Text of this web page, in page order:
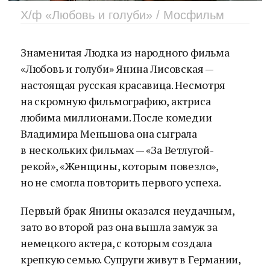
Х/ф «Любовь и голуби» / Мосфильм
Знаменитая Людка из народного фильма
«Любовь и голуби» Янина Лисовская —
настоящая русская красавица. Несмотря
на скромную фильмографию, актриса
любима миллионами. После комедии
Владимира Меньшова она сыграла
в нескольких фильмах — «За Ветлугой-
рекой», «Женщины, которым повезло»,
но не смогла повторить первого успеха.
Первый брак Янины оказался неудачным,
зато во второй раз она вышла замуж за
немецкого актера, с которым создала
крепкую семью. Супруги живут в Германии,